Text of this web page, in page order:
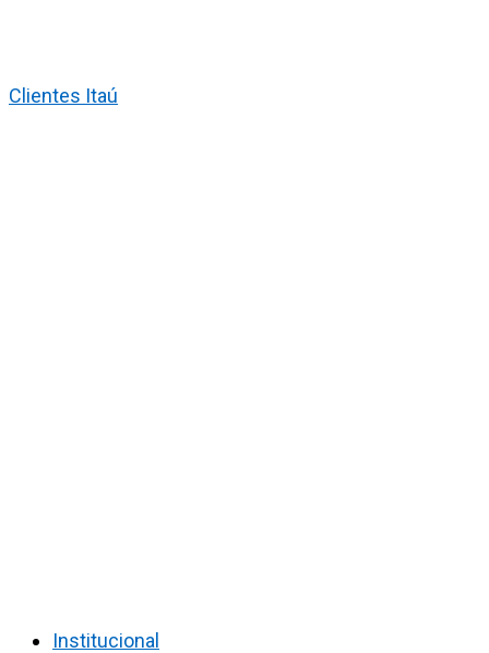
Clientes Itaú
Institucional